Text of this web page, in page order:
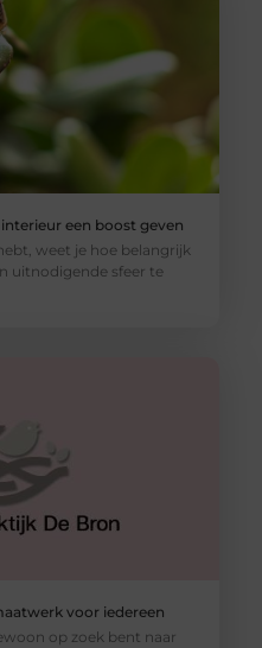
een boost geven
weet je hoe belangrijk
uitnodigende sfeer te
voor iedereen
op zoek bent naar